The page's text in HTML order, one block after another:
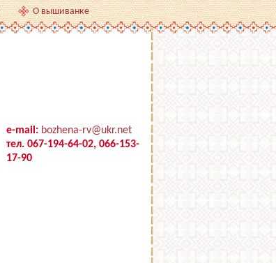
e-mail: bozhena-rv@ukr.net
тел. 067-194-64-02, 066-153-
17-90
О вышиванке